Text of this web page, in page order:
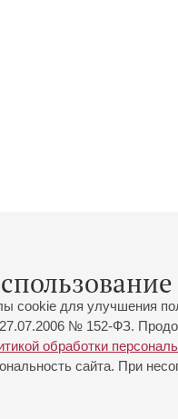
cookie для улучшения
№ 152-ФЗ.
обработки
сайта. При